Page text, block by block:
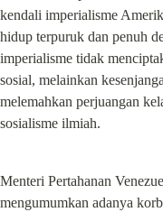
kendali imperialisme
hidup terpuruk dan penuh
imperialisme tidak
sosial, melainkan
melemahkan perjuangan
sosialisme ilmiah.
Menteri Pertahanan
mengumumkan adanya